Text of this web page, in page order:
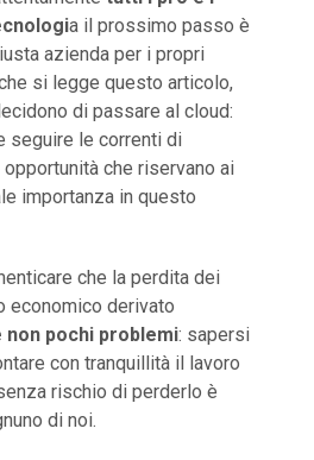
a il prossimo passo è
azienda per i propri
si legge questo articolo,
di passare al cloud:
seguire le correnti di
che riservano ai
importanza in questo
che la perdita dei
economico derivato
non pochi problemi: sapersi
con tranquillità il lavoro
rischio di perderlo è
di noi.